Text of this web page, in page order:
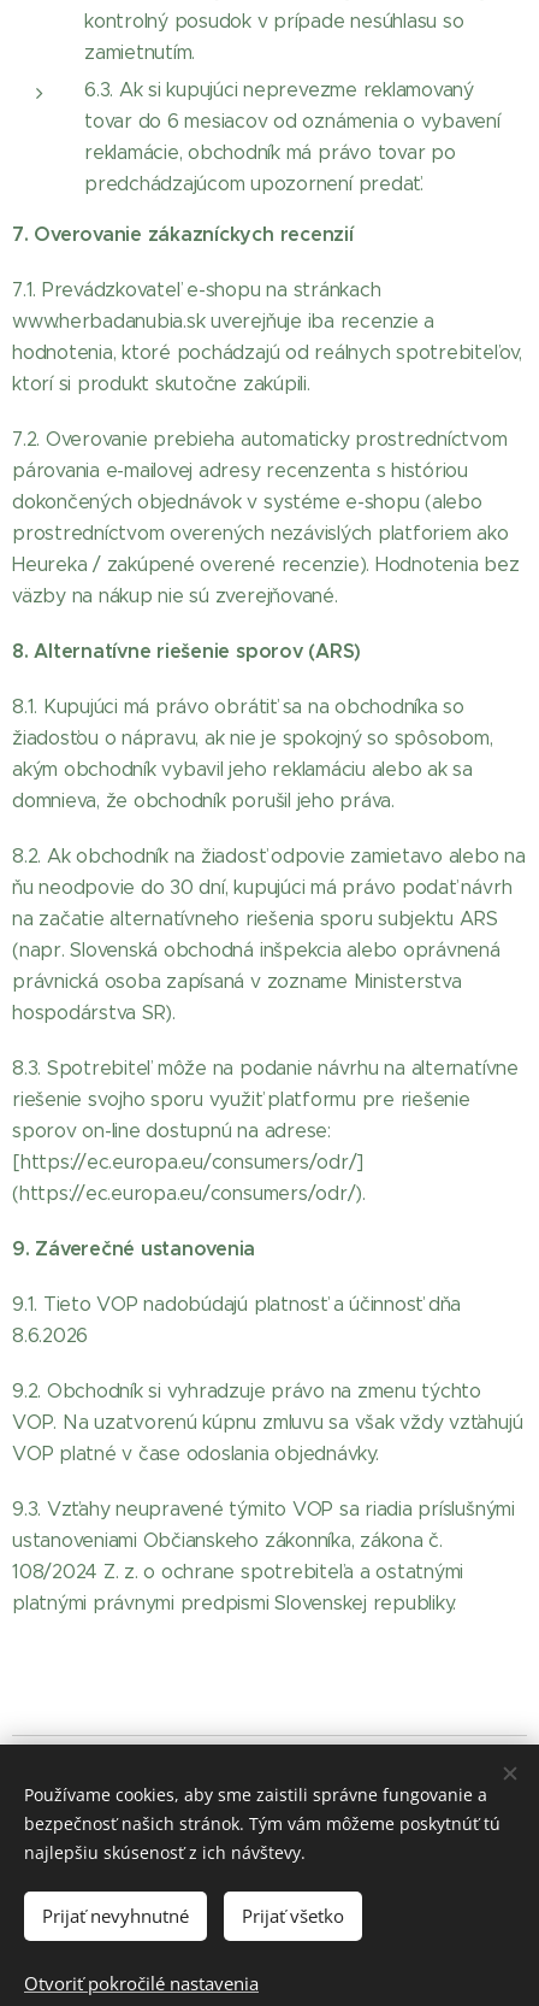
kontrolný posudok v prípade nesúhlasu so
zamietnutím.
6.3. Ak si kupujúci neprevezme reklamovaný
tovar do 6 mesiacov od oznámenia o vybavení
reklamácie, obchodník má právo tovar po
predchádzajúcom upozornení predať.
7. Overovanie zákazníckych recenzií
7.1. Prevádzkovateľ e-shopu na stránkach
www.herbadanubia.sk uverejňuje iba recenzie a
hodnotenia, ktoré pochádzajú od reálnych spotrebiteľov,
ktorí si produkt skutočne zakúpili.
7.2. Overovanie prebieha automaticky prostredníctvom
párovania e-mailovej adresy recenzenta s históriou
dokončených objednávok v systéme e-shopu (alebo
prostredníctvom overených nezávislých platforiem ako
Heureka / zakúpené overené recenzie). Hodnotenia bez
väzby na nákup nie sú zverejňované.
8. Alternatívne riešenie sporov (ARS)
8.1. Kupujúci má právo obrátiť sa na obchodníka so
žiadosťou o nápravu, ak nie je spokojný so spôsobom,
akým obchodník vybavil jeho reklamáciu alebo ak sa
domnieva, že obchodník porušil jeho práva.
8.2. Ak obchodník na žiadosť odpovie zamietavo alebo na
ňu neodpovie do 30 dní, kupujúci má právo podať návrh
na začatie alternatívneho riešenia sporu subjektu ARS
(napr. Slovenská obchodná inšpekcia alebo oprávnená
právnická osoba zapísaná v zozname Ministerstva
hospodárstva SR).
8.3. Spotrebiteľ môže na podanie návrhu na alternatívne
riešenie svojho sporu využiť platformu pre riešenie
sporov on-line dostupnú na adrese:
[https://ec.europa.eu/consumers/odr/]
(https://ec.europa.eu/consumers/odr/).
9. Záverečné ustanovenia
9.1. Tieto VOP nadobúdajú platnosť a účinnosť dňa
8.6.2026
9.2. Obchodník si vyhradzuje právo na zmenu týchto
VOP. Na uzatvorenú kúpnu zmluvu sa však vždy vzťahujú
VOP platné v čase odoslania objednávky.
9.3. Vzťahy neupravené týmito VOP sa riadia príslušnými
ustanoveniami Občianskeho zákonníka, zákona č.
108/2024 Z. z. o ochrane spotrebiteľa a ostatnými
platnými právnymi predpismi Slovenskej republiky.
Bylinková farma
Mdi s.r.o.,946 36 Kravany nad Dunajom č. 397
Cookies
Slovenčina
Deutsch
Používame cookies, aby sme zaistili správne fungovanie a
bezpečnosť našich stránok. Tým vám môžeme poskytnúť tú
najlepšiu skúsenosť z ich návštevy.
Prijať nevyhnutné Prijať všetko
Otvoriť pokročilé nastavenia